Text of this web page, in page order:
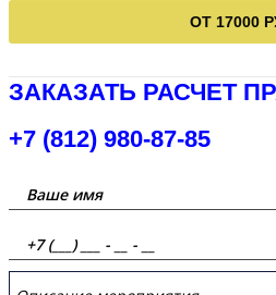
ОТ 17000
ЗАКАЗАТЬ РАСЧЕТ
+7 (812) 980-87-85